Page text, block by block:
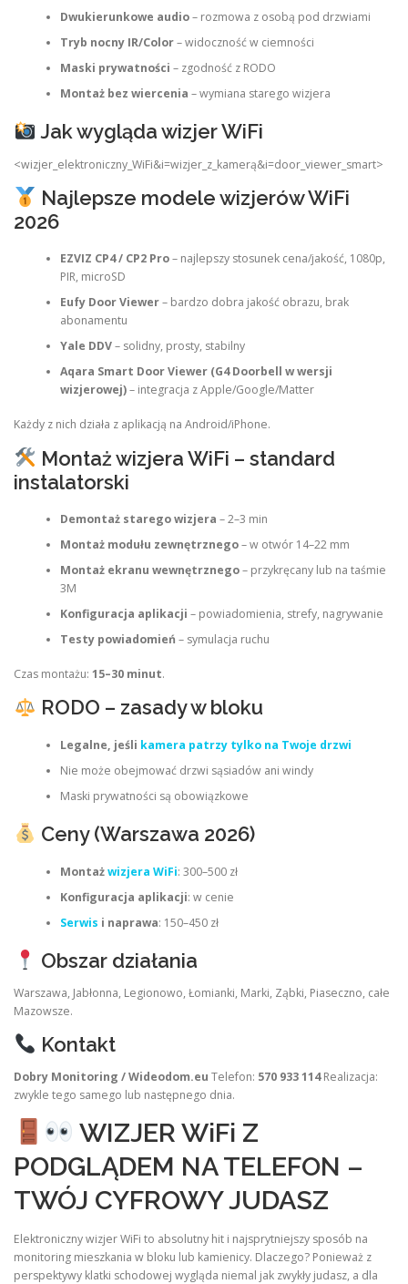
Dwukierunkowe audio– rozmowa z osobą pod drzwiami
Tryb nocny IR/Color– widoczność w ciemności
Maski prywatności – zgodność z RODO
Montaż bez wiercenia – wymiana starego wizjera
Jak wygląda wizjer WiFi
<wizjer_elektroniczny_WiFi&i=wizjer_z_kamerą&i=door_viewer_smart>
Najlepsze modele wizjerów WiFi
2026
EZVIZ CP4 / CP2 Pro– najlepszy stosunek cena/jakość, 1080p,
PIR, microSD
Eufy Door Viewer– bardzo dobra jakość obrazu, brak
abonamentu
Yale DDV– solidny, prosty, stabilny
Aqara Smart Door Viewer (G4 Doorbell w wersji
wizjerowej)– integracja z Apple/Google/Matter
Każdy z nich działa z aplikacją na Android/iPhone.
Montaż wizjera WiFi – standard
instalatorski
Demontaż starego wizjera – 2–3 min
Montaż modułu zewnętrznego– w otwór 14–22 mm
Montaż ekranu wewnętrznego– przykręcany lub na taśmie
3M
Konfiguracja aplikacji – powiadomienia, strefy, nagrywanie
Testy powiadomień – symulacja ruchu
Czas montażu: 15–30 minut.
RODO – zasady w bloku
Legalne, jeśli kamera patrzy tylko na Twoje drzwi
Nie może obejmować drzwi sąsiadów ani windy
Maski prywatności są obowiązkowe
Ceny (Warszawa 2026)
Montażwizjera WiFi: 300–500 zł
Konfiguracja aplikacji: w cenie
Serwis i naprawa: 150–450 zł
Obszar działania
Warszawa, Jabłonna, Legionowo, Łomianki, Marki, Ząbki, Piaseczno, całe
Mazowsze.
Kontakt
Dobry Monitoring / Wideodom.eu Telefon: 570 933 114Realizacja:
zwykle tego samego lub następnego dnia.
WIZJER WiFi Z
PODGLĄDEM NA TELEFON –
TWÓJ CYFROWY JUDASZ
Elektroniczny wizjer WiFi to absolutny hit i najsprytniejszy sposób na
monitoring mieszkania w bloku lub kamienicy. Dlaczego? Ponieważ z
perspektywy klatki schodowej wygląda niemal jak zwykły judasz, a dla